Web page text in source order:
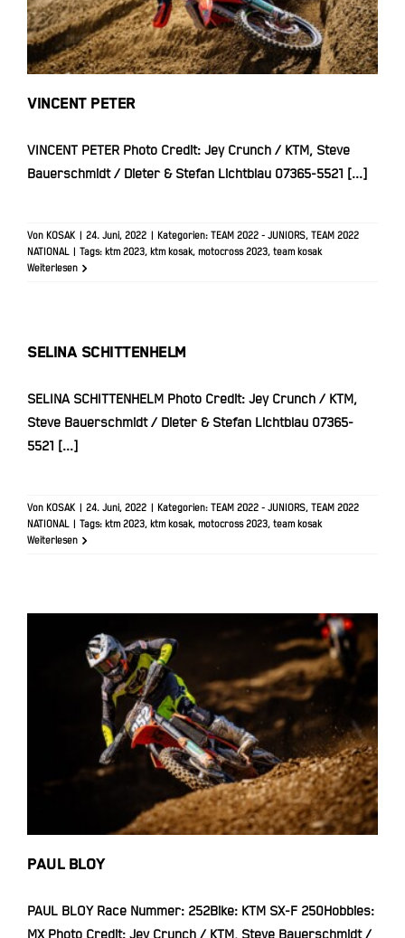
VINCENT PETER
VINCENT PETER Photo Credit: Jey Crunch / KTM, Steve
Bauerschmidt / Dieter & Stefan Lichtblau 07365-5521 [...]
Von KOSAK 24. Juni, 2022 Kategorien: TEAM 2022 - JUNIORS,
TEAM 2022
NATIONAL
Tags: ktm 2023, ktm kosak, motocross 2023, team kosak
Weiterlesen
SELINA SCHITTENHELM
SELINA SCHITTENHELM Photo Credit: Jey Crunch / KTM,
Steve Bauerschmidt / Dieter & Stefan Lichtblau 07365-
5521 [...]
Von KOSAK 24. Juni, 2022 Kategorien: TEAM 2022 - JUNIORS,
TEAM 2022
NATIONAL
Tags: ktm 2023, ktm kosak, motocross 2023, team kosak
Weiterlesen
PAUL BLOY
PAUL BLOY
PAUL BLOY Race Nummer: 252Bike: KTM SX-F 250Hobbies: